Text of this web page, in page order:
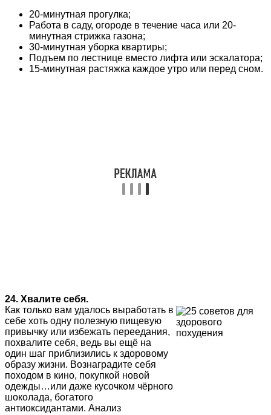
20-минутная прогулка;
Работа в саду, огороде в течение часа или 20-
минутная стрижка газона;
30-минутная уборка квартиры;
Подъем по лестнице вместо лифта или эскалатора;
15-минутная растяжка каждое утро или перед сном.
24. Хвалите себя.
Как только вам удалось выработать в
себе хоть одну полезную пищевую
привычку или избежать переедания,
похвалите себя, ведь вы ещё на
один шаг приблизились к здоровому
образу жизни. Вознаградите себя
походом в кино, покупкой новой
одежды…или даже кусочком чёрного
шоколада, богатого
антиоксидантами. Анализ